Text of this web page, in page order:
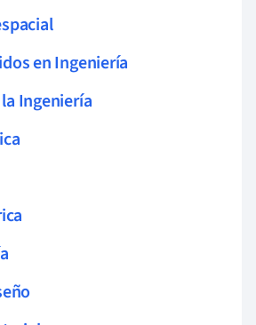
en Ingeniería
Ingeniería